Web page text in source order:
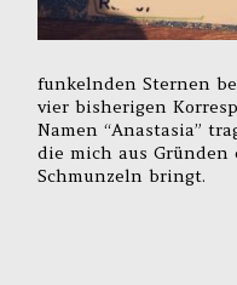
funkelnden Sternen
vier bisherigen
Namen “Anastasia”
die mich aus
Schmunzeln bringt.